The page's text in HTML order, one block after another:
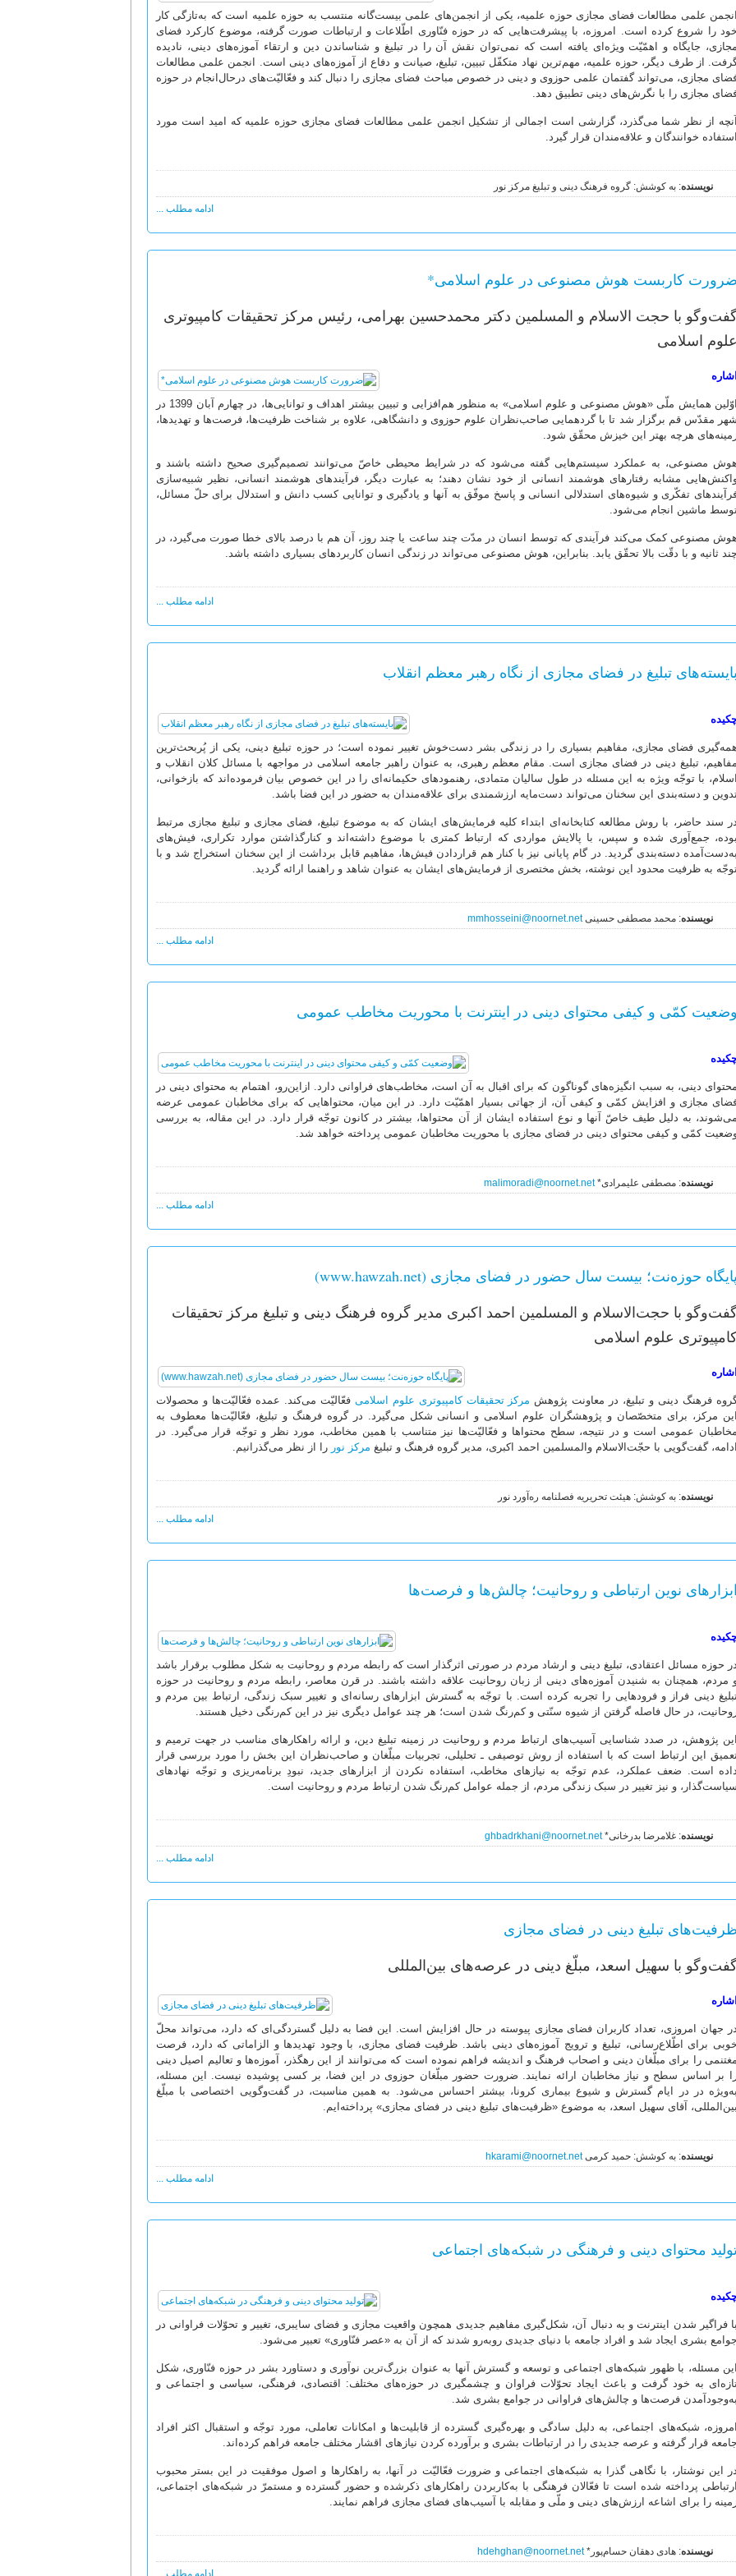
انجمن علمی مطالعات فضای مجازی حوزه علمیه، یکی از انجمن‌های علمی بیست‌گانه منتسب به حوزه علمیه است که به‌تازگی کار
خود را شروع کرده است. امروزه، با پیشرفت‌هایی که در حوزه فنّاوری اطّلاعات و ارتباطات صورت گرفته، موضوع کارکرد فضای
مجازی، جایگاه و اهمّیّت ویژه‌ای یافته است که نمی‌توان نقش آن را در تبلیغ و شناساندن دین و ارتقاء آموزه‌های دینی، نادیده
از طرف دیگر، حوزه علمیه، مهم‌ترین نهاد متکفّل تبیین، تبلیغ، صیانت و دفاع از آموزه‌های دینی است. انجمن علمی مطالعات
مجازی، می‌تواند گفتمان علمی حوزوی و دینی در خصوص مباحث فضای مجازی را دنبال کند و فعّالیّت‌های درحال‌انجام در حوزه
مجازی را با نگرش‌های دینی تطبیق دهد.
آنچه از نظر شما می‌گذرد، گزارشی است اجمالی از تشکیل انجمن علمی مطالعات فضای مجازی حوزه علمیه که امید است مورد
استفاده خوانندگان و علاقه‌مندان قرار گیرد.
نویسنده: به کوشش: گروه فرهنگ دینی و تبلیغ مرکز نور
ادامه مطلب ...
ضرورت کاربست هوش مصنوعی در علوم اسلامی*
با حجت الاسلام و المسلمین دکتر محمدحسین بهرامی، رئیس مرکز تحقیقات کامپیوتری
علوم اسلامی
اشاره
اوّلین همایش ملّی «هوش مصنوعی و علوم اسلامی» به منظور هم‌افزایی و تبیین بیشتر اهداف و توانایی‌ها، در چهارم آبان 1399 در
شهر مقدّس قم برگزار شد تا با گردهمایی صاحب‌نظران علوم حوزوی و دانشگاهی، علاوه بر شناخت ظرفیت‌ها، فرصت‌ها و تهدیدها،
هرچه بهتر این خیزش محقّق شود.
هوش مصنوعی، به عملکرد سیستم‌هایی گفته می‌شود که در شرایط محیطی خاصّ می‌توانند تصمیم‌گیری صحیح داشته باشند و
مشابه رفتارهای هوشمند انسانی از خود نشان دهند؛ به عبارت دیگر، فرآیندهای هوشمند انسانی، نظیر شبیه‌سازی
تفکّری و شیوه‌های استدلالی انسانی و پاسخ موفّق به آنها و یادگیری و توانایی کسب دانش و استدلال برای حلّ مسائل،
ماشین انجام می‌شود.
هوش مصنوعی کمک می‌کند فرآیندی که توسط انسان در مدّت چند ساعت یا چند روز، آن هم با درصد بالای خطا صورت می‌‌گیرد، در
چند ثانیه و با دقّت بالا تحقّق یابد. بنابراین، هوش مصنوعی می‌تواند در زندگی انسان کاربردهای بسیاری داشته باشد.
ادامه مطلب ...
بایسته‌های تبلیغ در فضای مجازی از نگاه رهبر معظم انقلاب
همه‌گیری فضای مجازی، مفاهیم بسیاری را در زندگی بشر دست‌خوش تغییر نموده است؛ در حوزه تبلیغ دینی، یکی از پُربحث‌ترین
مفاهیم، تبلیغ دینی در فضای مجازی است. مقام معظم رهبری، به عنوان راهبر جامعه اسلامی در مواجهه با مسائل کلان انقلاب و
اسلام، با توجّه ویژه به این مسئله در طول سالیان متمادی، رهنمودهای حکیمانه‌ای را در این خصوص بیان فرموده‌اند که بازخوانی،
و دسته‌بندی این سخنان می‌تواند دست‌مایه ارزشمندی برای علاقه‌مندان به حضور در این فضا باشد.
در سند حاضر، با روش مطالعه کتابخانه‌ای ابتداء کلیه فرمایش‌های ایشان که به موضوع تبلیغ، فضای مجازی و تبلیغ مجازی مرتبط
بوده، جمع‌آوری شده و سپس، با پالایش مواردی که ارتباط کمتری با موضوع داشته‌اند و کنارگذاشتن موارد تکراری، فیش‌های
به‌دست‌آمده دسته‌بندی گردید. در گام پایانی نیز با کنار هم قراردادن فیش‌ها، مفاهیم قابل برداشت از این سخنان استخراج شد و با
به ظرفیت محدود این نوشته، بخش مختصری از فرمایش‌های ایشان به عنوان شاهد و راهنما ارائه گردید.
نویسنده: محمد مصطفی حسینیmmhosseini@noornet.net
ادامه مطلب ...
وضعیت کمّی و کیفی محتوای دینی در اینترنت با محوریت مخاطب عمومی
محتوای دینی، به سبب انگیزه‌های گوناگون که برای اقبال به آن است، مخاطب‌های فراوانی دارد. ازاین‌رو، اهتمام به محتوای دینی در
مجازی و افزایش کمّی و کیفی آن، از جهاتی بسیار اهمّیّت دارد. در این میان، محتواهایی که برای مخاطبان عمومی عرضه
می‌شوند، به دلیل طیف خاصّ آنها و نوع استفاده ایشان از آن محتواها، بیشتر در کانون توجّه قرار دارد. در این مقاله، به بررسی
کمّی و کیفی محتوای دینی در فضای مجازی با محوریت مخاطبان عمومی پرداخته خواهد شد.
نویسنده: مصطفی علیمرادی*malimoradi@noornet.net
ادامه مطلب ...
پایگاه حوزه‌نت؛ بیست سال حضور در فضای مجازی (www.hawzah.net)
با حجت‌الاسلام و المسلمین احمد اکبری مدیر گروه فرهنگ دینی و تبلیغ مرکز تحقیقات
علوم اسلامی
اشاره
فرهنگ دینی و تبلیغ، در معاونت پژوهش مرکز تحقیقات کامپیوتری علوم اسلامی فعّالیّت می‌کند. عمده فعّالیّت‌ها و محصولات
این مرکز، برای متخصّصان و پژوهشگران علوم اسلامی و انسانی شکل می‌گیرد. در گروه فرهنگ و تبلیغ، فعّالیّت‌ها معطوف به
مخاطبان عمومی است و در نتیجه، سطح محتواها و فعّالیّت‌ها نیز متناسب با همین مخاطب، مورد نظر و توجّه قرار می‌گیرد. در
ادامه، گفت‌گویی با حجّت‌الاسلام والمسلمین احمد اکبری، مدیر گروه فرهنگ و تبلیغ مرکز نور را از نظر می‌گذرانیم.
نویسنده: به کوشش: هیئت تحریریه فصلنامه ره‌آورد نور
ادامه مطلب ...
ابزارهای نوین ارتباطی و روحانیت؛ چالش‌ها و فرصت‌ها
در حوزه مسائل اعتقادی، تبلیغ دینی و ارشاد مردم در صورتی اثرگذار است که رابطه مردم و روحانیت به شکل مطلوب برقرار باشد
مردم، همچنان به شنیدن آموزه‌های دینی از زبان روحانیت علاقه داشته باشند. در قرن معاصر، رابطه مردم و روحانیت در حوزه
دینی فراز و فرودهایی را تجربه کرده است. با توجّه به گسترش ابزارهای رسانه‌ای و تغییر سبک زندگی، ارتباط بین مردم و
در حال فاصله گرفتن از شیوه سنّتی و کم‌رنگ شدن است؛ هر چند عوامل دیگری نیز در این کم‌رنگی دخیل هستند.
این پژوهش، در صدد شناسایی آسیب‌های ارتباط مردم و روحانیت در زمینه تبلیغ دین، و ارائه راهکارهای مناسب در جهت ترمیم و
این ارتباط است که با استفاده از روش توصیفی ـ تحلیلی، تجربیات مبلّغان و صاحب‌نظران این بخش را مورد بررسی قرار
داده است. ضعف عملکرد، عدم توجّه به نیازهای مخاطب، استفاده نکردن از ابزارهای جدید، نبودِ برنامه‌ریزی و توجّه نهادهای
سیاست‌گذار، و نیز تغییر در سبک زندگی مردم، از جمله عوامل کم‌رنگ شدن ارتباط مردم و روحانیت است.
نویسنده: غلامرضا بدرخانی*ghbadrkhani@noornet.net
ادامه مطلب ...
ظرفیت‌های تبلیغ دینی در فضای مجازی
با سهیل اسعد، مبلّغ دینی در عرصه‌های بین‌المللی
اشاره
در جهان امروزی، تعداد کاربران فضای مجازی پیوسته در حال افزایش است. این فضا به دلیل گستردگی‌ای که دارد، می‌تواند محلّ
خوبی برای اطّلاع‌رسانی، تبلیغ و ترویج آموزه‌های دینی باشد. ظرفیت فضای مجازی، با وجود تهدیدها و الزاماتی که دارد، فرصت
مغتنمی را برای مبلّغان دینی و اصحاب فرهنگ و اندیشه فراهم نموده است که می‌توانند از این رهگذر، آموزه‌ها و تعالیم اصیل دینی
بر اساس سطح و نیاز مخاطبان ارائه نمایند. ضرورت حضور مبلّغان حوزوی در این فضا، بر کسی پوشیده نیست. این مسئله،
به‌ویژه در در ایام گسترش و شیوع بیماری کرونا، بیشتر احساس می‌شود. به همین مناسبت، در گفت‌وگویی اختصاصی با مبلّغ
بین‌المللی، آقای سهیل اسعد، به موضوع «ظرفیت‌های تبلیغ دینی در فضای مجازی» پرداخته‌ایم.
نویسنده: به کوشش: حمید کرمیhkarami@noornet.net
ادامه مطلب ...
محتوای دینی و فرهنگی در شبکه‌های اجتماعی
با فراگیر شدن اینترنت و به دنبال آن، شکل‌گیری مفاهیم جدیدی همچون واقعیت مجازی و فضای سایبری، تغییر و تحوّلات فراوانی در
جوامع بشری ایجاد شد و افراد جامعه با دنیای جدیدی روبه‌رو شدند که از آن به «عصر فنّاوری» تعبیر می‌شود.
این مسئله، با ظهور شبکه‌های اجتماعی و توسعه و گسترش آنها به ‌عنوان بزرگ‌ترین نوآوری و دستاورد بشر در حوزه فنّاوری، شکل
به خود گرفت و باعث ایجاد تحوّلات فراوان و چشمگیری در حوزه‌های مختلف: اقتصادی، فرهنگی، سیاسی و اجتماعی و
به‌وجودآمدن فرصت‌ها و چالش‌های فراوانی در جوامع بشری شد.
امروزه، شبکه‌های اجتماعی، به دلیل سادگی و بهره‌گیری گسترده از قابلیت‌ها و امکانات تعاملی، مورد توجّه و استقبال اکثر افراد
جامعه قرار گرفته و عرصه جدیدی را در ارتباطات بشری و برآورده کردن نیازهای اقشار مختلف جامعه فراهم کرده‌اند.
در این نوشتار، با نگاهی گذرا به شبکه‌های اجتماعی و ضرورت فعّالیّت در آنها، به راهکارها و اصول موفقیت در این بستر محبوب
ارتباطی پرداخته شده است تا فعّالان فرهنگی با به‌کاربردن راهکارهای ذکرشده و حضور گسترده و مستمرّ در شبکه‌های اجتماعی،
را برای اشاعه ارزش‌های دینی و ملّی و مقابله با آسیب‌های فضای مجازی فراهم نمایند.
نویسنده: هادی دهقان حسام‌پور*hdehghan@noornet.net
ادامه مطلب ...